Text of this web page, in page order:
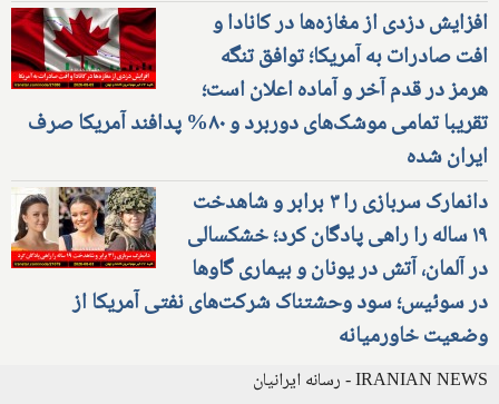
افزایش دزدی از مغازه‌ها در کانادا و
افت صادرات به آمریکا؛ توافق تنگه
هرمز در قدم آخر و آماده اعلان است؛
تقریبا تمامی موشک‌های دوربرد و ۸۰% پدافند آمریکا صرف
ایران شده
دانمارک سربازی را ۳ برابر و شاهدخت
۱۹ ساله را راهی پادگان کرد؛ خشکسالی
در آلمان، آتش در یونان و بیماری گاوها
در سوئیس؛ سود وحشتناک شرکت‌های نفتی آمریکا از
وضعیت خاورمیانه
IRANIAN NEWS - رسانه ایرانیان